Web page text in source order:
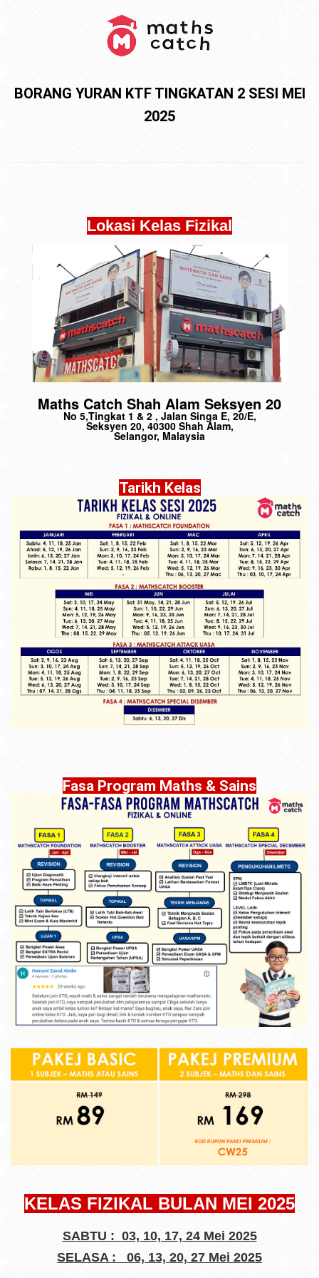
BORANG YURAN KTF TINGKATAN 2 SESI MEI
2025
Lokasi Kelas Fizikal
Maths Catch Shah Alam Seksyen 20
No 5,Tingkat 1 & 2 , Jalan Singa E, 20/E,
Seksyen 20, 40300 Shah Alam,
Selangor, Malaysia
Tarikh Kelas
Fasa Program Maths & Sains
KELAS FIZIKAL BULAN MEI 2025
SABTU : 03, 10, 17, 24 Mei 2025
SELASA : 06, 13, 20, 27 Mei 2025